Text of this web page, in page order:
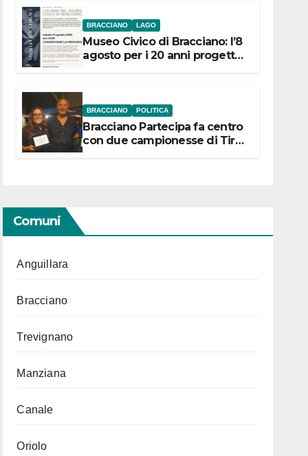
BRACCIANO LAGO
Museo Civico di Bracciano: l’8
agosto per i 20 anni progetto
BRACCIANO POLITICA
Bracciano Partecipa fa centro
con due campionesse di Tiro
Comuni
Anguillara
Bracciano
Trevignano
Manziana
Canale
Oriolo